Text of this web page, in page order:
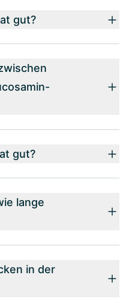
gut?
gut?
lange
in der